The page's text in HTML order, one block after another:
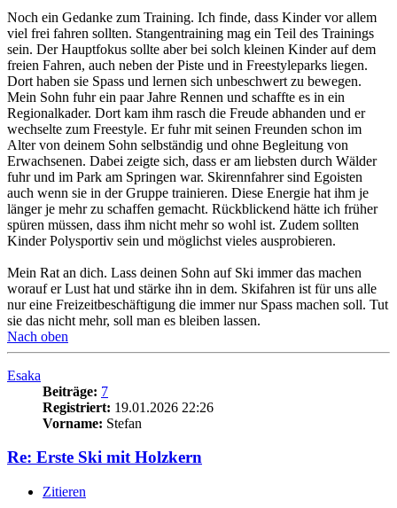
Noch ein Gedanke zum Training. Ich finde, dass Kinder vor allem
viel frei fahren sollten. Stangentraining mag ein Teil des Trainings
sein. Der Hauptfokus sollte aber bei solch kleinen Kinder auf dem
freien Fahren, auch neben der Piste und in Freestyleparks liegen.
Dort haben sie Spass und lernen sich unbeschwert zu bewegen.
Mein Sohn fuhr ein paar Jahre Rennen und schaffte es in ein
Regionalkader. Dort kam ihm rasch die Freude abhanden und er
wechselte zum Freestyle. Er fuhr mit seinen Freunden schon im
Alter von deinem Sohn selbständig und ohne Begleitung von
Erwachsenen. Dabei zeigte sich, dass er am liebsten durch Wälder
fuhr und im Park am Springen war. Skirennfahrer sind Egoisten
auch wenn sie in der Gruppe trainieren. Diese Energie hat ihm je
länger je mehr zu schaffen gemacht. Rückblickend hätte ich früher
spüren müssen, dass ihm nicht mehr so wohl ist. Zudem sollten
Kinder Polysportiv sein und möglichst vieles ausprobieren.
Mein Rat an dich. Lass deinen Sohn auf Ski immer das machen
worauf er Lust hat und stärke ihn in dem. Skifahren ist für uns alle
nur eine Freizeitbeschäftigung die immer nur Spass machen soll. Tut
sie das nicht mehr, soll man es bleiben lassen.
Nach oben
Esaka
Beiträge: 7
Registriert: 19.01.2026 22:26
Vorname: Stefan
Re: Erste Ski mit Holzkern
Zitieren